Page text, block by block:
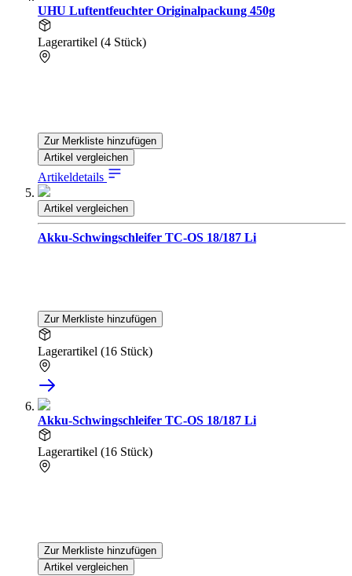
UHU Luftentfeuchter Originalpackung 450g
Lagerartikel (4 Stück)
Zur Merkliste hinzufügen
Artikel vergleichen
Artikeldetails
Artikel vergleichen
Akku-Schwingschleifer TC-OS 18/187 Li
Zur Merkliste hinzufügen
Lagerartikel (16 Stück)
Akku-Schwingschleifer TC-OS 18/187 Li
Lagerartikel (16 Stück)
Zur Merkliste hinzufügen
Artikel vergleichen